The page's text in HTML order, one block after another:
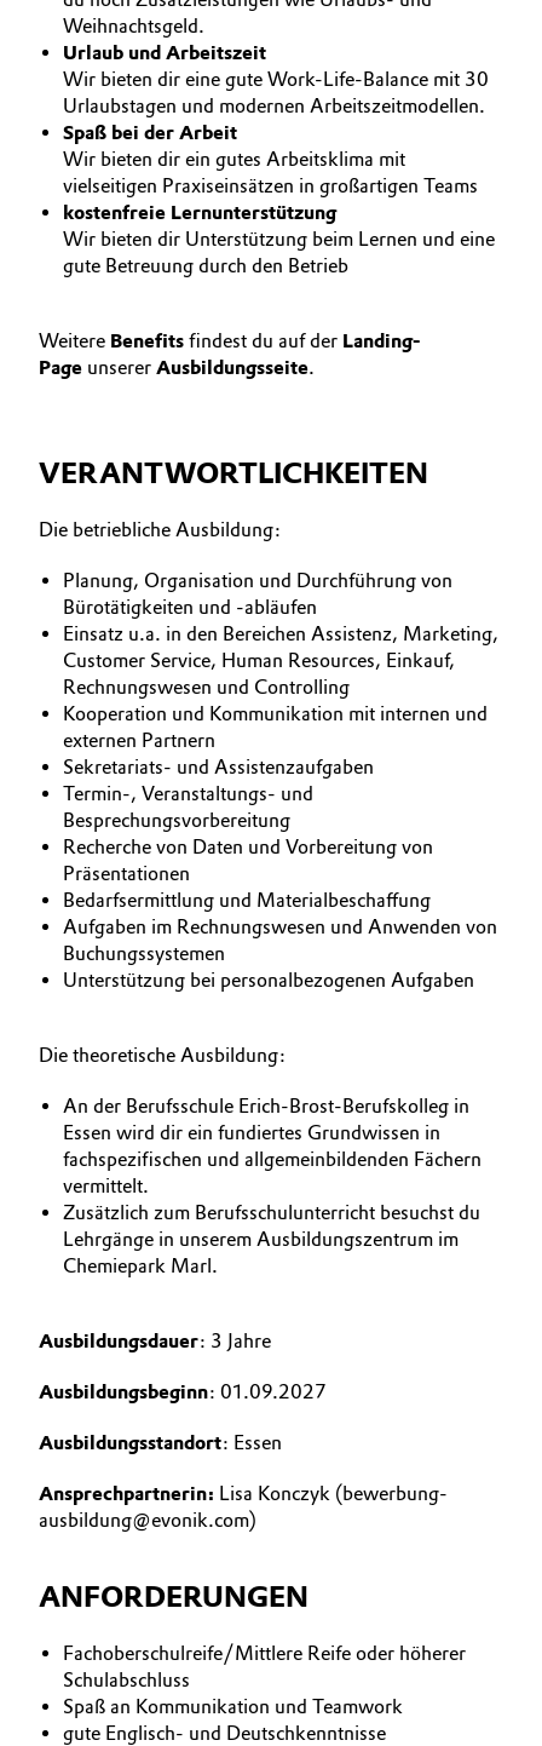
Composites
Consumer Goods & Lifestyle
Electronics & Telecommunications
Energy, Environment & Utilities
Food & Beverage
Green Hydrogen
Industrial Manufacturing & Machinery
Lubricants & Lubricant Additives
Medical Devices
Metals & Mining
Oil & Gas, Petrochemicals
Personal Care & Beauty
Pharma & Biopharma
Plastics & Rubber
Pulp, Paper & Packaging
Einkauf
Governance & Compliance
Allgemeine Verkaufs- und Lieferbedingungen
(AVB)
Medien
Weihnachtsgeld.
Urlaub und Arbeitszeit
Wir bieten dir eine gute Work-Life-Balance mit 30
Urlaubstagen und modernen Arbeitszeitmodellen.
Spaß bei der Arbeit
Wir bieten dir ein gutes Arbeitsklima mit
vielseitigen Praxiseinsätzen in großartigen Teams
kostenfreie Lernunterstützung
​Wir bieten dir Unterstützung beim Lernen und eine
gute Betreuung durch den Betrieb
Weitere Benefits findest du auf der Landing-
Page unserer Ausbildungsseite.
VERANTWORTLICHKEITEN
Die betriebliche Ausbildung:
Planung, Organisation und Durchführung von
Bürotätigkeiten und -abläufen
Einsatz u.a. in den Bereichen Assistenz, Marketing,
Customer Service, Human Resources, Einkauf,
Rechnungswesen und Controlling
Kooperation und Kommunikation mit internen und
externen Partnern
Sekretariats- und Assistenzaufgaben
Termin-, Veranstaltungs- und
Besprechungsvorbereitung
Recherche von Daten und Vorbereitung von
Präsentationen
Bedarfsermittlung und Materialbeschaffung
Aufgaben im Rechnungswesen und Anwenden von
Buchungssystemen
Unterstützung bei personalbezogenen Aufgaben
Die theoretische Ausbildung:
An der Berufsschule Erich-Brost-Berufskolleg in
Essen wird dir ein fundiertes Grundwissen in
fachspezifischen und allgemeinbildenden Fächern
vermittelt.
Zusätzlich zum Berufsschulunterricht besuchst du
Lehrgänge in unserem Ausbildungszentrum im
Chemiepark Marl.
Ausbildungsdauer: 3 Jahre
Ausbildungsbeginn: 01.09.2027
Ausbildungsstandort: Essen
Ansprechpartnerin: Lisa Konczyk (bewerbung-
ausbildung@evonik.com)
ANFORDERUNGEN
Fachoberschulreife/Mittlere Reife oder höherer
Schulabschluss
Spaß an Kommunikation und Teamwork
gute Englisch- und Deutschkenntnisse